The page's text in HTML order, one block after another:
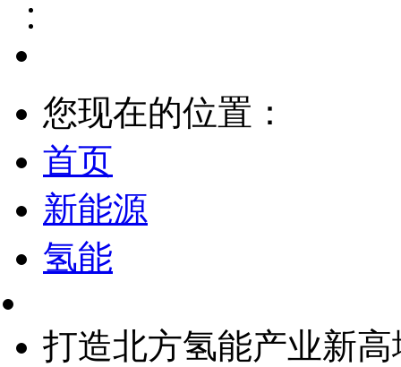
您现在的位置：
首页
新能源
氢能
打造北方氢能产业新高